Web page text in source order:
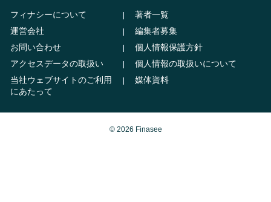
フィナシーについて
著者一覧
運営会社
編集者募集
お問い合わせ
個人情報保護方針
アクセスデータの取扱い
個人情報の取扱いについて
当社ウェブサイトのご利用
にあたって
媒体資料
© 2026 Finasee